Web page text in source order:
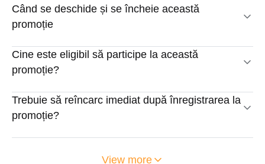
Când se deschide și se încheie această
promoție
Cine este eligibil să participe la această
promoție?
Trebuie să reîncarc imediat după înregistrarea la
promoție?
View more